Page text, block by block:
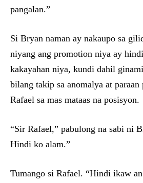
pangalan.”
Si Bryan naman ay nakaupo sa
niyang ang promotion niya ay
kakayahan niya, kundi dahil
bilang takip sa anomalya at paraan
Rafael sa mas mataas na posisyon.
“Sir Rafael,” pabulong na sabi ni
Hindi ko alam.”
Tumango si Rafael. “Hindi ikaw